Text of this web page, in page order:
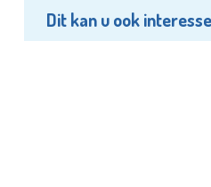
Dit kan u ook